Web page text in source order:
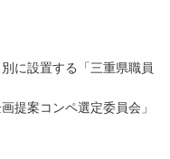
に設置する「三重県職員
提案コンペ選定委員会」